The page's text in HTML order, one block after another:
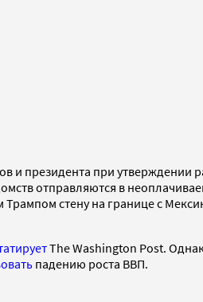
и президента при утверждении
отправляются в
стену на границе с
The Washington Post.
падению роста ВВП.